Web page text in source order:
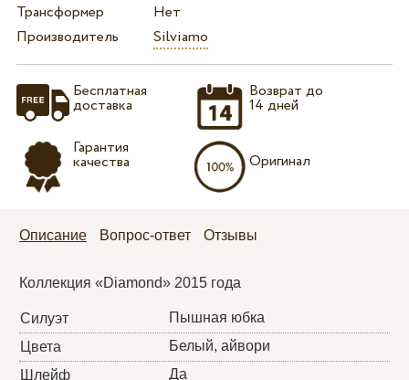
Трансформер
Нет
Производитель
Silviamo
Бесплатная
доставка
Гарантия
качества
Возврат до
14 дней
Оригинал
Описание Вопрос-ответ Отзывы
Коллекция «Diamond» 2015 года
Силуэт
Пышная юбка
Цвета
Белый, айвори
Шлейф
Да